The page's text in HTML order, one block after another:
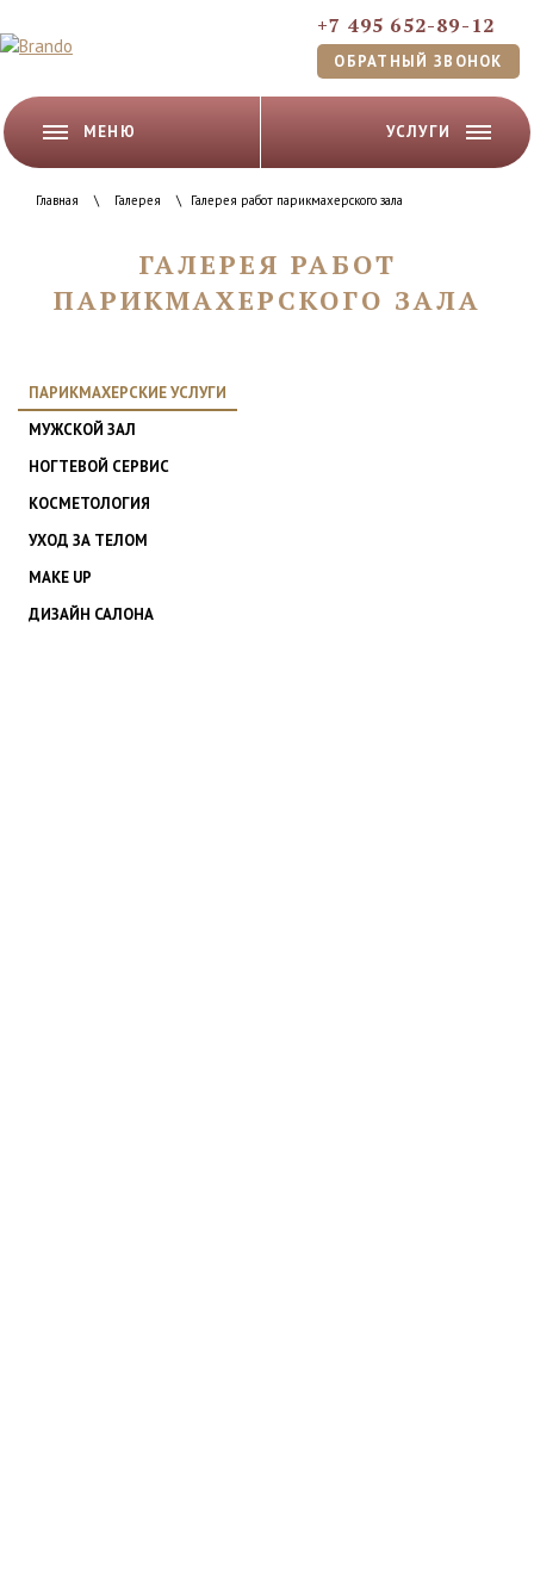
+7 495 652-89-12
ОБРАТНЫЙ ЗВОНОК
МЕНЮ УСЛУГИ
Главная \ Галерея \ Галерея работ парикмахерского зала
ГАЛЕРЕЯ РАБОТ
ПАРИКМАХЕРСКОГО ЗАЛА
ПАРИКМАХЕРСКИЕ УСЛУГИ
МУЖСКОЙ ЗАЛ
НОГТЕВОЙ СЕРВИС
КОСМЕТОЛОГИЯ
УХОД ЗА ТЕЛОМ
MAKE UP
ДИЗАЙН САЛОНА